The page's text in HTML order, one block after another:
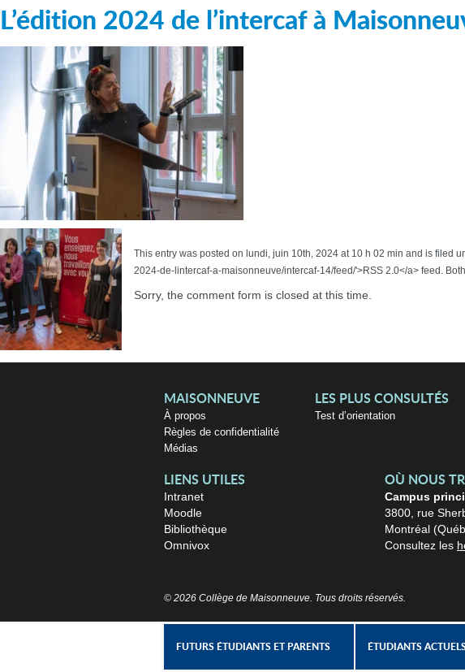
L’édition 2024 de l’intercaf à
This entry was posted on lundi, juin 10th, 2024 at 10 h 02 min and is filed
2024-de-lintercaf-a-maisonneuve/intercaf-14/feed/'>RSS 2.0</a> feed.
Sorry, the comment form is closed at this time.
MAISONNEUVE
À propos
Règles de confidentialité
Médias
LES PLUS CONSULTÉS
Test d’orientation
LIENS UTILES
Intranet
Moodle
Bibliothèque
Omnivox
OÙ NOUS
Campus
3800, rue
Montréal
Consultez les
© 2026 Collège de Maisonneuve. Tous droits réservés.
FUTURS ÉTUDIANTS ET PARENTS ÉTUDIANTS